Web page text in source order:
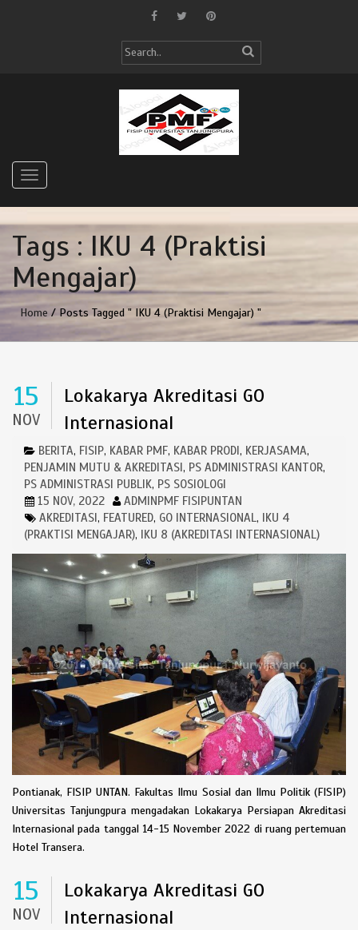
Tags : IKU 4 (Praktisi
Mengajar)
Home / Posts Tagged " IKU 4 (Praktisi Mengajar) "
15
NOV
Lokakarya Akreditasi GO
Internasional
BERITA, FISIP, KABAR PMF, KABAR PRODI, KERJASAMA,
PENJAMIN MUTU & AKREDITASI, PS ADMINISTRASI KANTOR,
PS ADMINISTRASI PUBLIK, PS SOSIOLOGI
15 NOV, 2022
ADMINPMF FISIPUNTAN
AKREDITASI, FEATURED, GO INTERNASIONAL, IKU 4
(PRAKTISI MENGAJAR), IKU 8 (AKREDITASI INTERNASIONAL)
Pontianak, FISIP UNTAN. Fakultas Ilmu Sosial dan Ilmu Politik (FISIP)
Universitas Tanjungpura mengadakan Lokakarya Persiapan Akreditasi
Internasional pada tanggal 14-15 November 2022 di ruang pertemuan
Hotel Transera.
15
NOV
Lokakarya Akreditasi GO
Internasional